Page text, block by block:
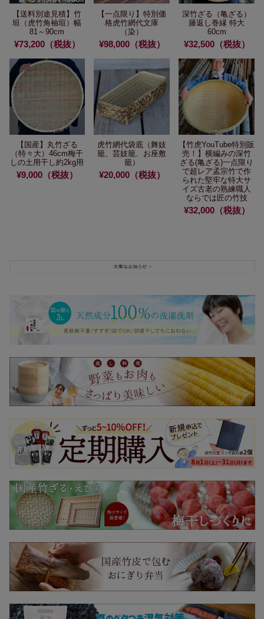
【送料別途見積】竹
垣（虎竹角袖垣）幅
81～90cm
¥73,200（税抜）
【一点限り】特別価
格虎竹網代文庫
（染）
¥98,000（税抜）
深竹ざる（亀ざる）
籐返し巻縁 特大
60cm
¥32,500（税抜）
【国産】丸竹ざる
（特々大）46cm梅干
しの土用干し約2kg用
¥9,000（税抜）
虎竹網代袋底 （舞妓
籠、芸妓籠、お座敷
籠）
¥20,000（税抜）
【竹虎YouTube特別販
売！】横編みの深竹
ざる(亀ざる)一点限り
で超レア孟宗竹で作
られた堅牢な特大サ
イズ古老の熟練職人
ならでは匠の竹技
¥32,000（税抜）